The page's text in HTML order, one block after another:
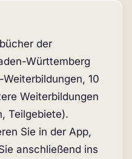
der
Württemberg
10
Weiterbildungen
Teilgebiete).
Sie in der App,
anschließend ins